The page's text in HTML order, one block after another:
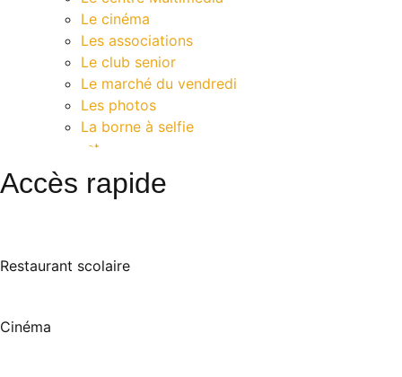
Le cinéma
Les associations
Le club senior
Le marché du vendredi
Les photos
La borne à selfie
Contact
Accès rapide
Restaurant scolaire
Cinéma